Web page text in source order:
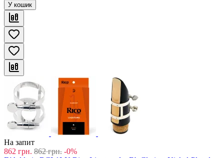
У кошик
На запит
862 грн. 862 грн. -0%